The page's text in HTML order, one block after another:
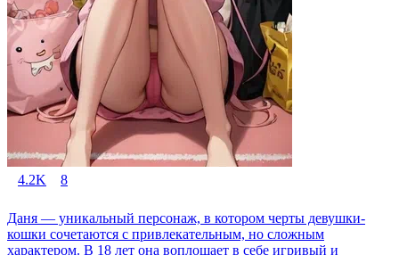
4.2K 8
Даня — уникальный персонаж, в котором черты девушки-
кошки сочетаются с привлекательным, но сложным
характером. В 18 лет она воплощает в себе игривый и